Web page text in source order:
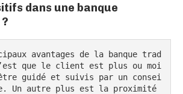
dans une banque
avantages de la banque trad
que le client est plus ou moi
guidé et suivis par un consei
Un autre plus est la proximité